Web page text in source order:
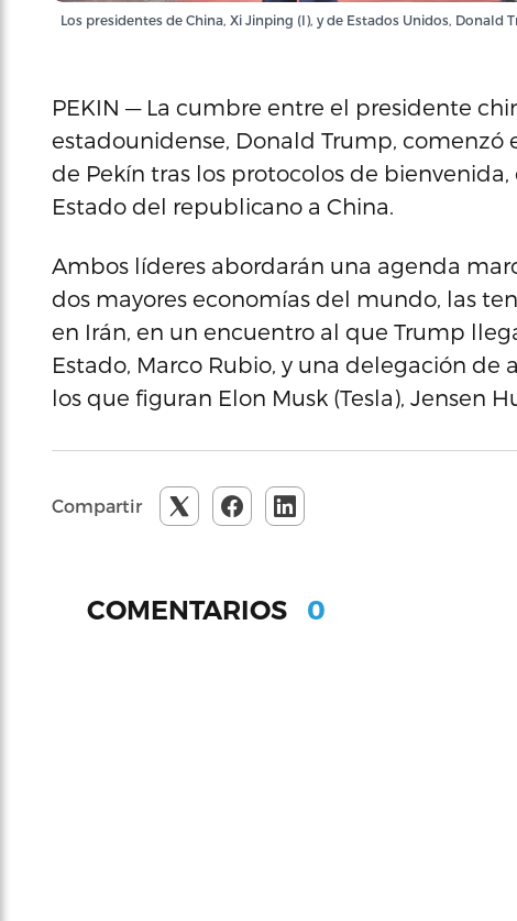
Los presidentes de China, Xi Jinping (I), y de Estados Unidos, Donald
PEKIN — La cumbre entre el presidente
estadounidense, Donald Trump, comenzó
de Pekín tras los protocolos de
Estado del republicano a China.
Ambos líderes abordarán una agenda
dos mayores economías del mundo, las
en Irán, en un encuentro al que Trump
Estado, Marco Rubio, y una delegación
los que figuran Elon Musk (Tesla), Jensen
Compartir
COMENTARIOS 0